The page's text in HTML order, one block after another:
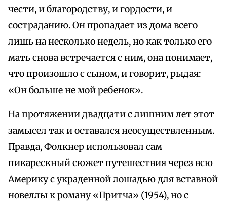
чести, и благородству, и гордости, и
состраданию. Он пропадает из дома всего
лишь на несколько недель, но как только его
мать снова встречается с ним, она понимает,
что произошло с сыном, и говорит, рыдая:
«Он больше не мой ребенок».
На протяжении двадцати с лишним лет этот
замысел так и оставался неосуществленным.
Правда, Фолкнер использовал сам
пикарескный сюжет путешествия через всю
Америку с украденной лошадью для вставной
новеллы к роману «Притча» (1954), но с